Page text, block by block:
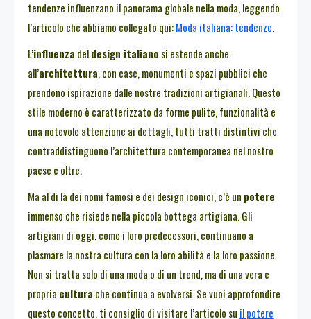
tendenze influenzano il panorama globale nella moda, leggendo
l’articolo che abbiamo collegato qui:Moda italiana: tendenze.
L’influenza deldesign italiano si estende anche
all’architettura, con case, monumenti e spazi pubblici che
prendono ispirazione dalle nostre tradizioni artigianali. Questo
stile moderno è caratterizzato da forme pulite, funzionalità e
una notevole attenzione ai dettagli, tutti tratti distintivi che
contraddistinguono l’architettura contemporanea nel nostro
paese e oltre.
Ma al di là dei nomi famosi e dei design iconici, c’è un potere
immenso che risiede nella piccola bottega artigiana. Gli
artigiani di oggi, come i loro predecessori, continuano a
plasmare la nostra cultura con la loro abilità e la loro passione.
Non si tratta solo di una moda o di un trend, ma di una vera e
propria cultura che continua a evolversi. Se vuoi approfondire
questo concetto, ti consiglio di visitare l’articolo su il potere